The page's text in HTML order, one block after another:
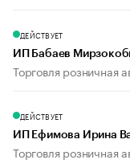
ДЕЙСТВУЕТ
ИП Бабаев
Торговля розничная
ДЕЙСТВУЕТ
ИП Ефимова Ирина
Торговля розничная